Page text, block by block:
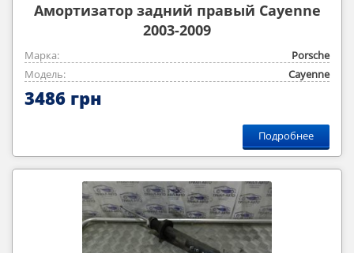
Амортизатор задний правый Cayenne
2003-2009
Марка:
Porsche
Модель:
Cayenne
3486 грн
Подробнее